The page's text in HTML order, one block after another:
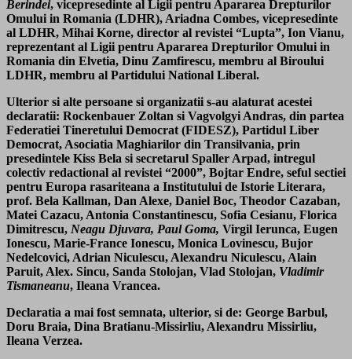
Berindei, vicepresedinte al Ligii pentru Apararea Drepturilor
Omului in Romania (LDHR), Ariadna Combes, vicepresedinte
al LDHR, Mihai Korne, director al revistei “Lupta”, Ion Vianu,
reprezentant al Ligii pentru Apararea Drepturilor Omului in
Romania din Elvetia, Dinu Zamfirescu, membru al Biroului
LDHR, membru al Partidului National Liberal.
Ulterior si alte persoane si organizatii s-au alaturat acestei
declaratii: Rockenbauer Zoltan si Vagvolgyi Andras, din partea
Federatiei Tineretului Democrat (FIDESZ), Partidul Liber
Democrat, Asociatia Maghiarilor din Transilvania, prin
presedintele Kiss Bela si secretarul Spaller Arpad, intregul
colectiv redactional al revistei “2000”, Bojtar Endre, seful sectiei
pentru Europa rasariteana a Institutului de Istorie Literara,
prof. Bela Kallman, Dan Alexe, Daniel Boc, Theodor Cazaban,
Matei Cazacu, Antonia Constantinescu, Sofia Cesianu, Florica
Dimitrescu, Neagu Djuvara, Paul Goma, Virgil Ierunca, Eugen
Ionescu, Marie-France Ionescu, Monica Lovinescu, Bujor
Nedelcovici, Adrian Niculescu, Alexandru Niculescu, Alain
Paruit, Alex. Sincu, Sanda Stolojan, Vlad Stolojan, Vladimir
Tismaneanu, Ileana Vrancea.
Declaratia a mai fost semnata, ulterior, si de: George Barbul,
Doru Braia, Dina Bratianu-Missirliu, Alexandru Missirliu,
Ileana Verzea.